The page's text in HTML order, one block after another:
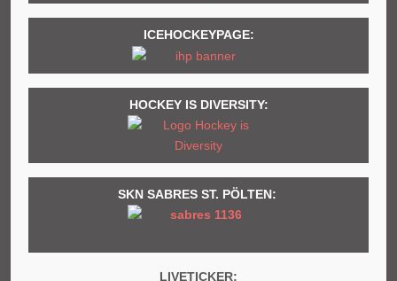
ICEHOCKEYPAGE:
HOCKEY IS DIVERSITY:
SKN SABRES ST. PÖLTEN:
LIVETICKER: